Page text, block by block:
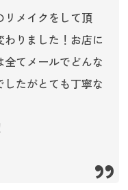
リメイクをして頂
りました！お店に
てメールでどんな
たがとても丁寧な